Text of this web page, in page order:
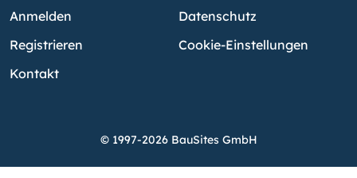
Anmelden
Registrieren
Kontakt
Datenschutz
Cookie-Einstellungen
© 1997-2026 BauSites GmbH